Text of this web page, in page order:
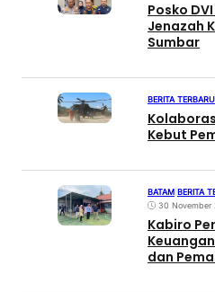
Posko
Jenazah
Sumbar
BERITA TERBARU
Kebut
BATAM BERITA
30 November
Kabiro
dan